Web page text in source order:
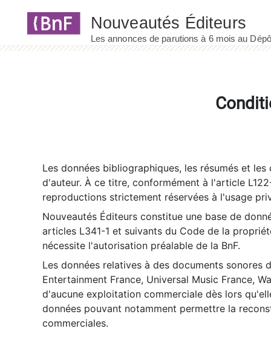
Les données bibliographiques, les résumés et
d'auteur. À ce titre, conformément à l'article
reproductions strictement réservées à l'usage
Nouveautés Éditeurs constitue une base de
articles L341-1 et suivants du Code de la
nécessite l'autorisation préalable de la BnF.
Les données relatives à des documents sonores
Entertainment France, Universal Music France,
d'aucune exploitation commerciale dès lors
données pouvant notamment permettre la
commerciales.